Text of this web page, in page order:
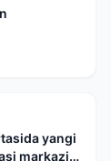
yangi
markazi